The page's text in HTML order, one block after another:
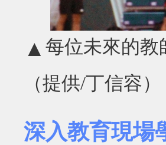
▲ 每位未來的教
（提供/丁信容）
深入教育現場